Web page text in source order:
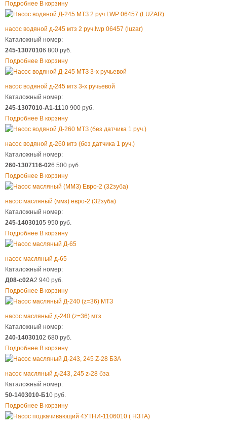
Подробнее В корзину
насос водяной д-245 мтз 2 руч.lwp 06457 (luzar)
Каталожный номер:
245-13070106 800 руб.
Подробнее В корзину
насос водяной д-245 мтз 3-х ручьевой
Каталожный номер:
245-1307010-А1-1110 900 руб.
Подробнее В корзину
насос водяной д-260 мтз (без датчика 1 руч.)
Каталожный номер:
260-1307116-026 500 руб.
Подробнее В корзину
насос масляный (ммз) евро-2 (32зуба)
Каталожный номер:
245-14030105 950 руб.
Подробнее В корзину
насос масляный д-65
Каталожный номер:
Д08-с02А2 940 руб.
Подробнее В корзину
насос масляный д-240 (z=36) мтз
Каталожный номер:
240-14030102 680 руб.
Подробнее В корзину
насос масляный д-243, 245 z-28 бза
Каталожный номер:
50-1403010-Б10 руб.
Подробнее В корзину